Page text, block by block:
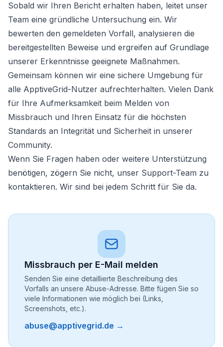
Sobald wir Ihren Bericht erhalten haben, leitet unser
Team eine gründliche Untersuchung ein. Wir
bewerten den gemeldeten Vorfall, analysieren die
bereitgestellten Beweise und ergreifen auf Grundlage
unserer Erkenntnisse geeignete Maßnahmen.
Gemeinsam können wir eine sichere Umgebung für
alle ApptiveGrid-Nutzer aufrechterhalten. Vielen Dank
für Ihre Aufmerksamkeit beim Melden von
Missbrauch und Ihren Einsatz für die höchsten
Standards an Integrität und Sicherheit in unserer
Community.
Wenn Sie Fragen haben oder weitere Unterstützung
benötigen, zögern Sie nicht, unser Support-Team zu
kontaktieren. Wir sind bei jedem Schritt für Sie da.
Missbrauch per E-Mail melden
Senden Sie eine detaillierte Beschreibung des
Vorfalls an unsere Abuse-Adresse. Bitte fügen Sie so
viele Informationen wie möglich bei (Links,
Screenshots, etc.).
abuse@apptivegrid.de →